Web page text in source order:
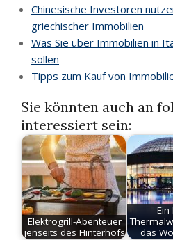
Chinesische Investoren
griechischer Immobilien
Was Sie über Immobilien in
sollen
Tipps zum Kauf von
Sie könnten auch an
interessiert sein:
Elektrogrill-Abenteuer
jenseits des Hinterhofs
Ein
das